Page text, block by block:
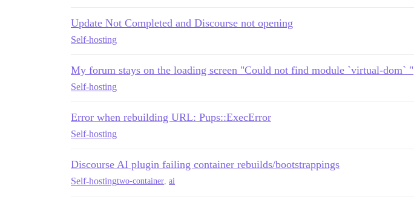
Update Not Completed and Discourse not opening
Self-hosting
My forum stays on the loading screen "Could not find module `virtual-dom` "
Self-hosting
Error when rebuilding URL: Pups::ExecError
Self-hosting
Discourse AI plugin failing container rebuilds/bootstrappings
Self-hostingtwo-container, ai